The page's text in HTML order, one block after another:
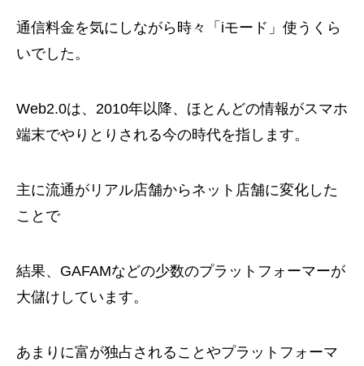
通信料金を気にしながら時々「iモード」使うくら
いでした。
Web2.0は、2010年以降、ほとんどの情報がスマホ
端末でやりとりされる今の時代を指します。
主に流通がリアル店舗からネット店舗に変化した
ことで
結果、GAFAMなどの少数のプラットフォーマーが
大儲けしています。
あまりに富が独占されることやプラットフォーマ